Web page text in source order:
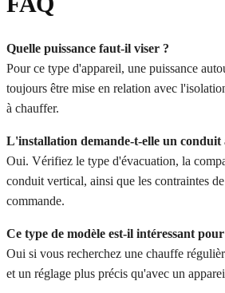
Quelle puissance faut-il viser ?
Pour ce type d'appareil, une puissance
toujours être mise en relation avec
à chauffer.
L'installation demande-t-elle un conduit
Oui. Vérifiez le type d'évacuation, la
conduit vertical, ainsi que les contraintes
commande.
Ce type de modèle est-il intéressant
Oui si vous recherchez une chauffe
et un réglage plus précis qu'avec un